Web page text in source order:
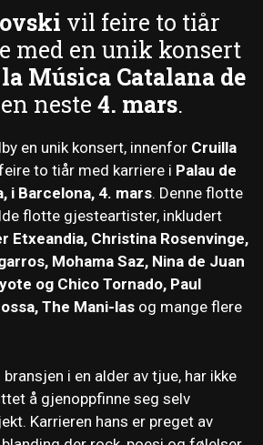
vil feire to tiår
med en unik konsert
Música Catalana de
neste 4. mars.
en unik konsert, innenfor Cruilla
to tiår med karriere i Palau de
i Barcelona, ​​4. mars. Denne flotte
flotte gjesteartister, inkludert
Etxeandia, Christina Rosenvinge,
Mohama Saz, Nina de Juan
og Chico Tornado, Paul
The Mani-las og mange flere
i en alder av tjue, har ikke
å gjenoppfinne seg selv
Karrieren hans er preget av